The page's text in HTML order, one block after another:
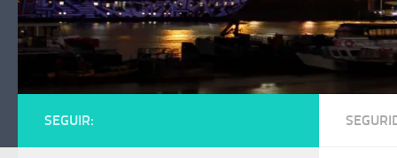
SEGUIR: